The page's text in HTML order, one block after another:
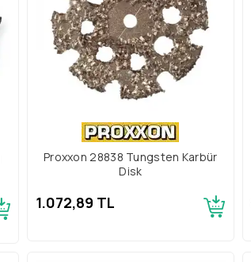
Proxxon 28838 Tungsten Karbür
Disk
1.072,89 TL